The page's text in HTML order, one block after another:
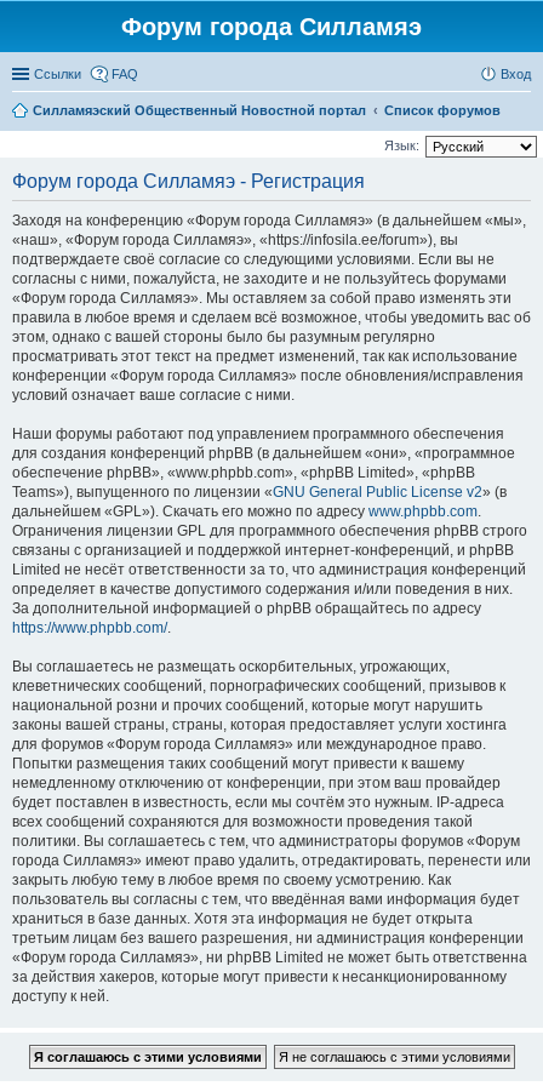
Форум города Силламяэ
Ссылки FAQ Вход
Силламяэский Общественный Новостной портал Список форумов
Язык:
Форум города Силламяэ - Регистрация
Заходя на конференцию «Форум города Силламяэ» (в дальнейшем «мы»,
«наш», «Форум города Силламяэ», «https://infosila.ee/forum»), вы
подтверждаете своё согласие со следующими условиями. Если вы не
согласны с ними, пожалуйста, не заходите и не пользуйтесь форумами
«Форум города Силламяэ». Мы оставляем за собой право изменять эти
правила в любое время и сделаем всё возможное, чтобы уведомить вас об
этом, однако с вашей стороны было бы разумным регулярно
просматривать этот текст на предмет изменений, так как использование
конференции «Форум города Силламяэ» после обновления/исправления
условий означает ваше согласие с ними.
Наши форумы работают под управлением программного обеспечения
для создания конференций phpBB (в дальнейшем «они», «программное
обеспечение phpBB», «www.phpbb.com», «phpBB Limited», «phpBB
Teams»), выпущенного по лицензии «GNU General Public License v2» (в
дальнейшем «GPL»). Скачать его можно по адресу www.phpbb.com.
Ограничения лицензии GPL для программного обеспечения phpBB строго
связаны с организацией и поддержкой интернет-конференций, и phpBB
Limited не несёт ответственности за то, что администрация конференций
определяет в качестве допустимого содержания и/или поведения в них.
За дополнительной информацией о phpBB обращайтесь по адресу
https://www.phpbb.com/.
Вы соглашаетесь не размещать оскорбительных, угрожающих,
клеветнических сообщений, порнографических сообщений, призывов к
национальной розни и прочих сообщений, которые могут нарушить
законы вашей страны, страны, которая предоставляет услуги хостинга
для форумов «Форум города Силламяэ» или международное право.
Попытки размещения таких сообщений могут привести к вашему
немедленному отключению от конференции, при этом ваш провайдер
будет поставлен в известность, если мы сочтём это нужным. IP-адреса
всех сообщений сохраняются для возможности проведения такой
политики. Вы соглашаетесь с тем, что администраторы форумов «Форум
города Силламяэ» имеют право удалить, отредактировать, перенести или
закрыть любую тему в любое время по своему усмотрению. Как
пользователь вы согласны с тем, что введённая вами информация будет
храниться в базе данных. Хотя эта информация не будет открыта
третьим лицам без вашего разрешения, ни администрация конференции
«Форум города Силламяэ», ни phpBB Limited не может быть ответственна
за действия хакеров, которые могут привести к несанкционированному
доступу к ней.